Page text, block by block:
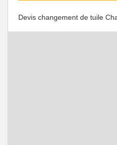
Devis changement de tuile